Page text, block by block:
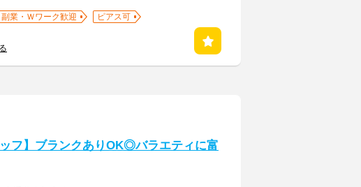
副業・Ｗワーク歓迎
ピアス可
ッフ】ブランクありOK◎バラエティに富